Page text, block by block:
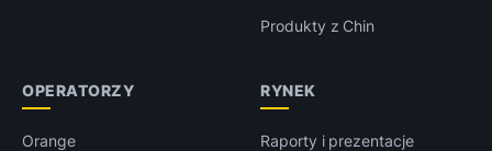
Produkty z Chin
OPERATORZY
Orange
RYNEK
Raporty i prezentacje